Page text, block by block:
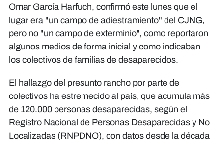
Omar García Harfuch, confirmó este lunes que el
lugar era "un campo de adiestramiento" del CJNG,
pero no "un campo de exterminio", como reportaron
algunos medios de forma inicial y como indicaban
los colectivos de familias de desaparecidos.
El hallazgo del presunto rancho por parte de
colectivos ha estremecido al país, que acumula más
de 120.000 personas desaparecidas, según el
Registro Nacional de Personas Desaparecidas y No
Localizadas (RNPDNO), con datos desde la década